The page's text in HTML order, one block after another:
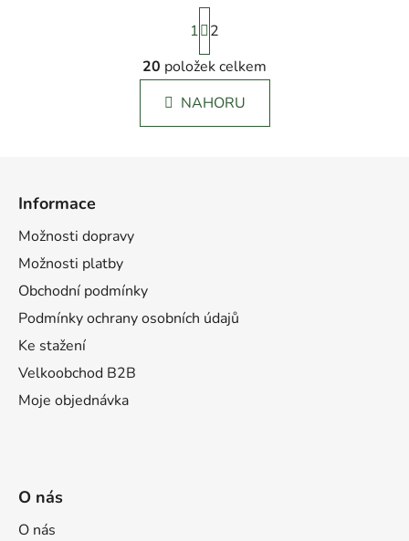
O
v
l
á
y
S
t
r
á
n
k
1
2
20 položek celkem
NAHORU
Informace
Možnosti dopravy
Možnosti platby
Obchodní podmínky
Podmínky ochrany osobních údajů
Ke stažení
Velkoobchod B2B
Moje objednávka
O nás
O nás